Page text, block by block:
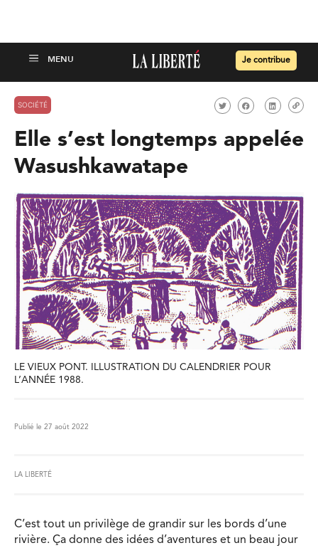
Je contribue
SOCIÉTÉ
Elle s’est longtemps appelée
Wasushkawatape
LE VIEUX PONT. ILLUSTRATION DU CALENDRIER POUR
L’ANNÉE 1988.
Publié le 27 août 2022
LA LIBERTÉ
C’est tout un privilège de grandir sur les bords d’une
rivière. Ça donne des idées d’aventures et un beau jour